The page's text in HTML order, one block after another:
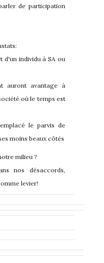
de participation
d'un individu à SA ou
auront avantage à
où le temps est
le parvis de
moins beaux côtés
milieu ?
nos désaccords,
levier!